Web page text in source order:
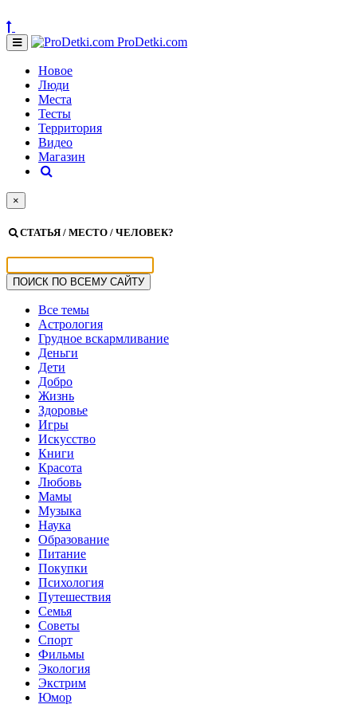
ProDetki.com
Новое
Люди
Места
Тесты
Территория
Видео
Магазин
×
СТАТЬЯ / МЕСТО / ЧЕЛОВЕК?
Все темы
Астрология
Грудное вскармливание
Деньги
Дети
Добро
Жизнь
Здоровье
Игры
Искусство
Книги
Красота
Любовь
Мамы
Музыка
Наука
Образование
Питание
Покупки
Психология
Путешествия
Семья
Советы
Спорт
Фильмы
Экология
Экстрим
Юмор